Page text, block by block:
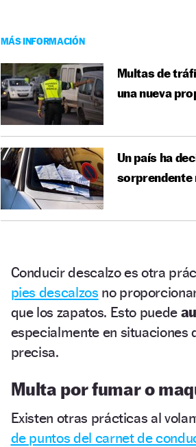
MÁS INFORMACIÓN
Multas de
una nueva
Un país ha
sorprendente
Conducir descalzo es otra
pies descalzos no
que los zapatos. Esto puede
especialmente en situaciones
precisa.
Multa por fumar o
Existen otras prácticas al
de puntos del carnet de